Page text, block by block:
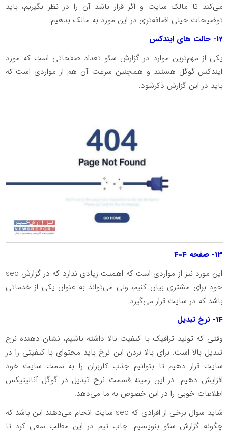
می‌کند تا مالک سایت و اگر قرار باشد آن را در نظر بگیریم، باید
توضیحات خیلی اضافه‌تری در این مورد به مالک بدهیم.
12- حالت های ایندکس
یکی از مهم‌ترین موارد در گزارش سئو تعداد صفحاتی است که مورد
ایندکس گوگل هستند و همچنین سرعت آن هم از مواردی است که
باید در این گزارش ذکرشود.
13- صفحه 404
این مورد نیز از مواردی است که اهمیت زیادی ندارد که در گزارش seo
خود برای مشتری بیان کنیم، ولی می‌تواند به عنوان یکی از خدماتی
باشد که در سایت قرار می‌گیرد.
14- نرخ تبدیل
وقتی که تولید ترافیک با کیفیت بالا داشته باشیم، نشان دهنده نرخ
تبدیل بالا است. برای بالا بردن این نرخ باید محتوای با کیفیتی را در
سایت قرار دهیم تا بتوانیم جذب کاربران را به سمت سایت خود
افزایش دهیم. در این زمینه قسمت نرخ تبدیل در گوگل آنالیتیکس
اطلاعات خوبی را در این خصوص به ما می‌دهد.
شاید سوال برخی از افرادی که seo سایت انجام می‌دهند این باشد که
چگونه گزارش سئو بنویسیم. جاب تیم در این مطلب سعی کرد تا